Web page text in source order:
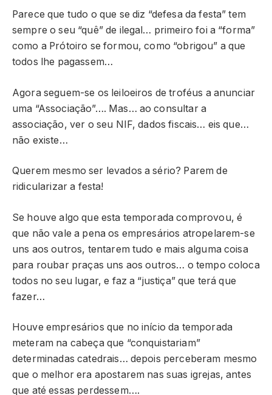
Parece que tudo o que se diz “defesa da festa” tem
sempre o seu “quê” de ilegal… primeiro foi a “forma”
como a Prótoiro se formou, como “obrigou” a que
todos lhe pagassem…
Agora seguem-se os leiloeiros de troféus a anunciar
uma “Associação”…. Mas… ao consultar a
associação, ver o seu NIF, dados fiscais… eis que…
não existe…
Querem mesmo ser levados a sério? Parem de
ridicularizar a festa!
Se houve algo que esta temporada comprovou, é
que não vale a pena os empresários atropelarem-se
uns aos outros, tentarem tudo e mais alguma coisa
para roubar praças uns aos outros… o tempo coloca
todos no seu lugar, e faz a “justiça” que terá que
fazer…
Houve empresários que no início da temporada
meteram na cabeça que “conquistariam”
determinadas catedrais… depois perceberam mesmo
que o melhor era apostarem nas suas igrejas, antes
que até essas perdessem….